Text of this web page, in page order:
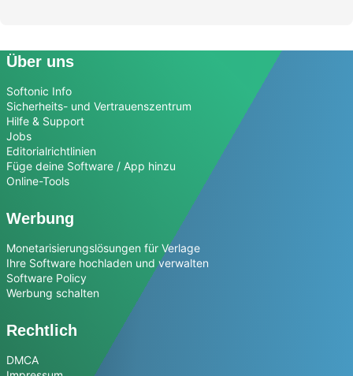
Über uns
Softonic Info
Sicherheits- und Vertrauenszentrum
Hilfe & Support
Jobs
Editorialrichtlinien
Füge deine Software / App hinzu
Online-Tools
Werbung
Monetarisierungslösungen für Verlage
Ihre Software hochladen und verwalten
Software Policy
Werbung schalten
Rechtlich
DMCA